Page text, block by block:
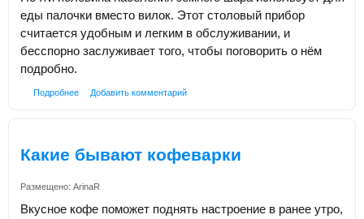
еды палочки вместо вилок. Этот столовый прибор
считается удобным и легким в обслуживании, и
бесспорно заслуживает того, чтобы поговорить о нём
подробно.
Подробнее Добавить комментарий
Какие бывают кофеварки
Размещено: ArinaR
Вкусное кофе поможет поднять настроение в ранее утро,